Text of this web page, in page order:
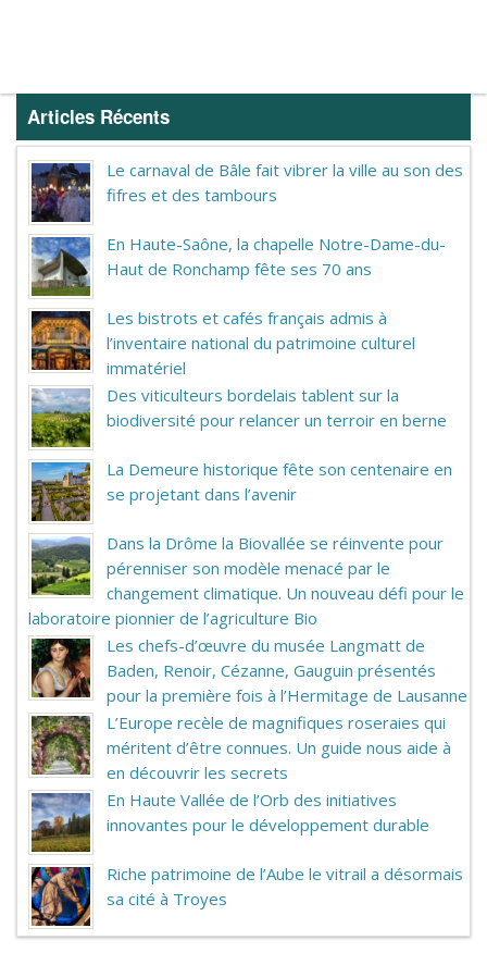
Articles Récents
Le carnaval de Bâle fait vibrer la ville au son des
fifres et des tambours
En Haute-Saône, la chapelle Notre-Dame-du-
Haut de Ronchamp fête ses 70 ans
Les bistrots et cafés français admis à
l’inventaire national du patrimoine culturel
immatériel
Des viticulteurs bordelais tablent sur la
biodiversité pour relancer un terroir en berne
La Demeure historique fête son centenaire en
se projetant dans l’avenir
Dans la Drôme la Biovallée se réinvente pour
pérenniser son modèle menacé par le
changement climatique. Un nouveau défi pour le
laboratoire pionnier de l’agriculture Bio
Les chefs-d’œuvre du musée Langmatt de
Baden, Renoir, Cézanne, Gauguin présentés
pour la première fois à l’Hermitage de Lausanne
L’Europe recèle de magnifiques roseraies qui
méritent d’être connues. Un guide nous aide à
en découvrir les secrets
En Haute Vallée de l’Orb des initiatives
innovantes pour le développement durable
Riche patrimoine de l’Aube le vitrail a désormais
sa cité à Troyes